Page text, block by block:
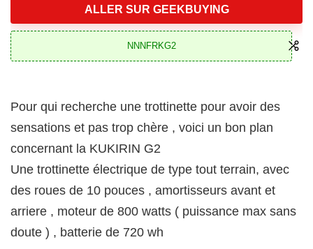
ALLER SUR GEEKBUYING
NNNFRKG2
Pour qui recherche une trottinette pour avoir des
sensations et pas trop chère , voici un bon plan
concernant la KUKIRIN G2
Une trottinette électrique de type tout terrain, avec
des roues de 10 pouces , amortisseurs avant et
arriere , moteur de 800 watts ( puissance max sans
doute ) , batterie de 720 wh